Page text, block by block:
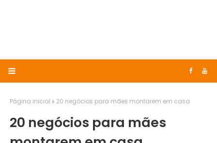
Página inicial 20 negócios para mães montarem em casa
20 negócios para mães